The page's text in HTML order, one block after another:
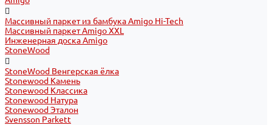
Массивный паркет из бамбука Amigo Hi-Tech
Массивный паркет Amigo XXL
Инженерная доска Amigo
StoneWood
StoneWood Венгерская ёлка
Stonewood Камень
Stonewood Классика
Stonewood Натура
Stonewood Эталон
Svensson Parkett